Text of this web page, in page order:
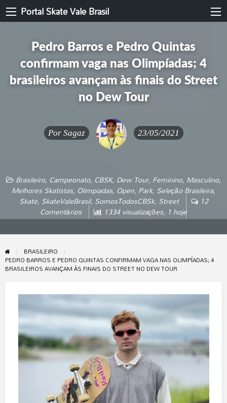
Portal Skate Vale Brasil
Pedro Barros e Pedro Quintas
confirmam vaga nas Olimpíadas; 4
brasileiros avançam às finais do Street
no Dew Tour
Por Sagaz 23/05/2021
Brasileiro, Campeonato, CBSK, Dew Tour, Feminino, Masculino,
Melhores Skatistas, Olimpiadas, Open, Park, Seleção Brasileira,
Skate, SkateValeBrasil, SomosTodosCBSk, Street 12
Comentários 1334 visualizações, 1 hoje
BRASILEIRO
PEDRO BARROS E PEDRO QUINTAS CONFIRMAM VAGA NAS OLIMPÍADAS; 4
BRASILEIROS AVANÇAM ÀS FINAIS DO STREET NO DEW TOUR